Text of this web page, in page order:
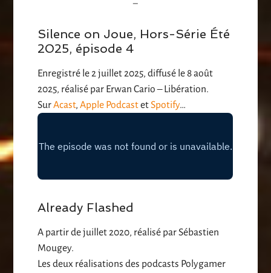
–
Silence on Joue, Hors-Série Été
2025, épisode 4
Enregistré le 2 juillet 2025, diffusé le 8 août
2025, réalisé par Erwan Cario – Libération.
SurAcast,Apple PodcastetSpotify…
Already Flashed
A partir de juillet 2020, réalisé par Sébastien
Mougey.
Les deux réalisations des podcasts Polygamer